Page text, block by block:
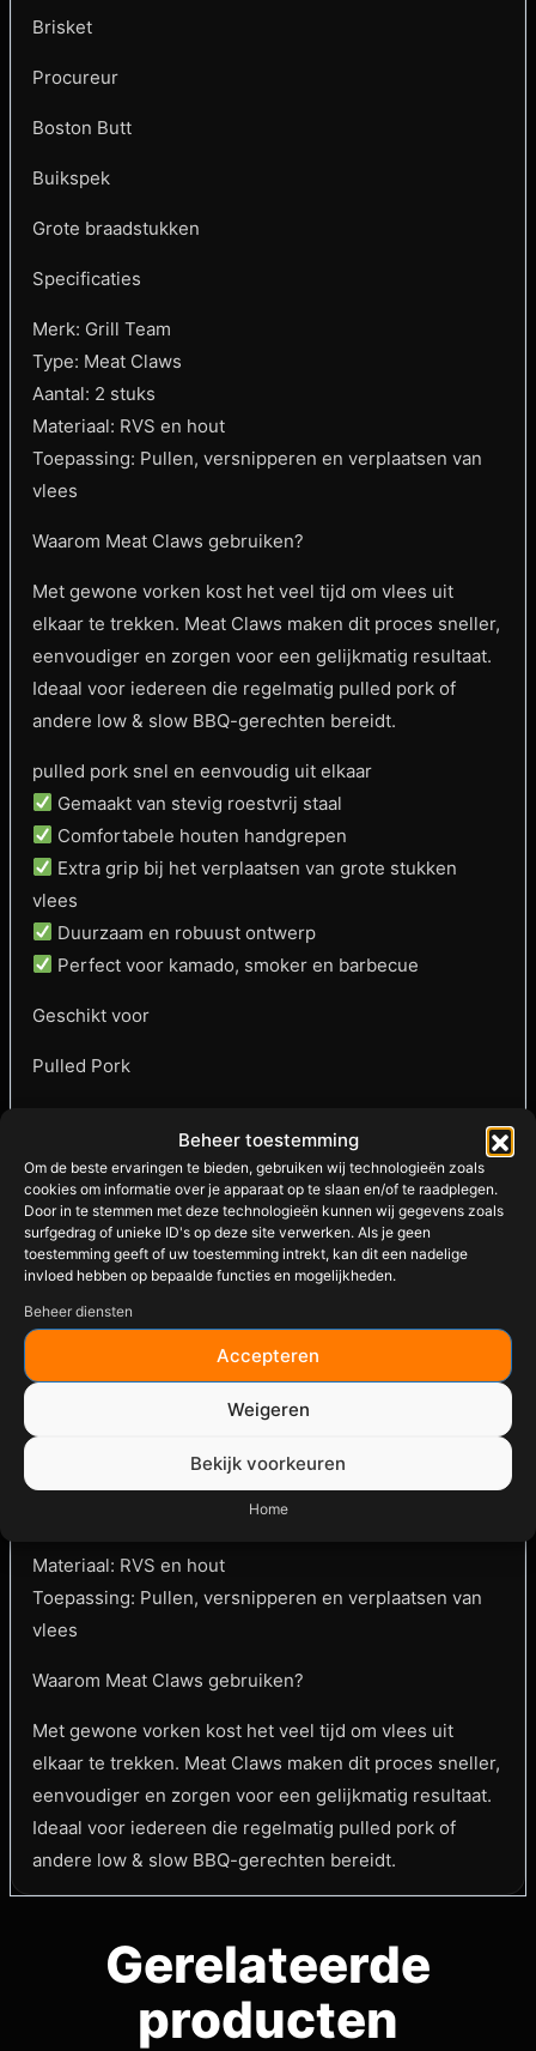
Beheer toestemming
Om de beste ervaringen te bieden, gebruiken wij technologieën zoals
cookies om informatie over je apparaat op te slaan en/of te raadplegen.
Door in te stemmen met deze technologieën kunnen wij gegevens zoals
surfgedrag of unieke ID's op deze site verwerken. Als je geen
toestemming geeft of uw toestemming intrekt, kan dit een nadelige
invloed hebben op bepaalde functies en mogelijkheden.
Beheer diensten
Accepteren
Weigeren
Bekijk voorkeuren
Home
Brisket
Procureur
Boston Butt
Buikspek
Grote braadstukken
Specificaties
Merk: Grill Team
Type: Meat Claws
Aantal: 2 stuks
Materiaal: RVS en hout
Toepassing: Pullen, versnipperen en verplaatsen van
vlees
Waarom Meat Claws gebruiken?
Met gewone vorken kost het veel tijd om vlees uit
elkaar te trekken. Meat Claws maken dit proces sneller,
eenvoudiger en zorgen voor een gelijkmatig resultaat.
Ideaal voor iedereen die regelmatig pulled pork of
andere low & slow BBQ-gerechten bereidt.
pulled pork snel en eenvoudig uit elkaar
Gemaakt van stevig roestvrij staal
Comfortabele houten handgrepen
Extra grip bij het verplaatsen van grote stukken
vlees
Duurzaam en robuust ontwerp
Perfect voor kamado, smoker en barbecue
Geschikt voor
Pulled Pork
Brisket
Procureur
Boston Butt
Buikspek
Materiaal: RVS en hout
Toepassing: Pullen, versnipperen en verplaatsen van
vlees
Waarom Meat Claws gebruiken?
Met gewone vorken kost het veel tijd om vlees uit
elkaar te trekken. Meat Claws maken dit proces sneller,
eenvoudiger en zorgen voor een gelijkmatig resultaat.
Ideaal voor iedereen die regelmatig pulled pork of
andere low & slow BBQ-gerechten bereidt.
Gerelateerde
producten